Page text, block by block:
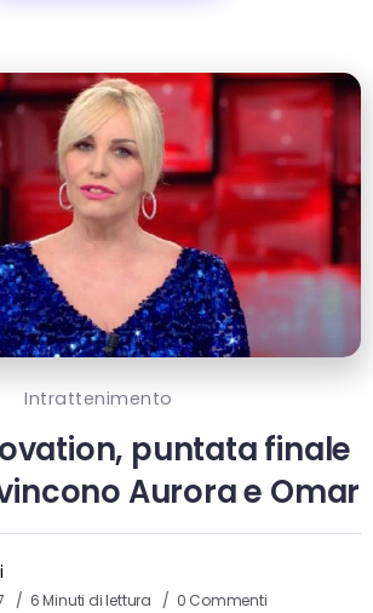
Intrattenimento
puntata finale
Aurora e Omar
6 Minuti di lettura 0 Commenti